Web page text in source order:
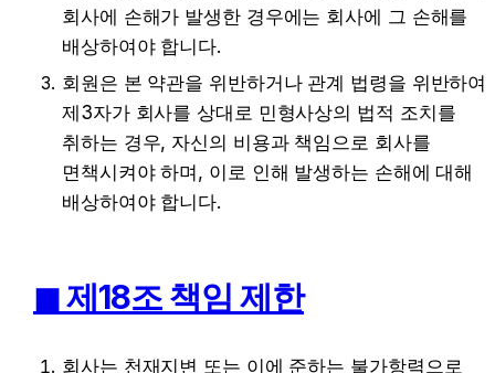
회사에 손해가 발생한 경우에는 회사에 그 손해를
배상하여야 합니다.
회원은 본 약관을 위반하거나 관계 법령을 위반하여
제3자가 회사를 상대로 민형사상의 법적 조치를
취하는 경우, 자신의 비용과 책임으로 회사를
면책시켜야 하며, 이로 인해 발생하는 손해에 대해
배상하여야 합니다.
◼︎ 제18조 책임 제한
회사는 천재지변 또는 이에 준하는 불가항력으로